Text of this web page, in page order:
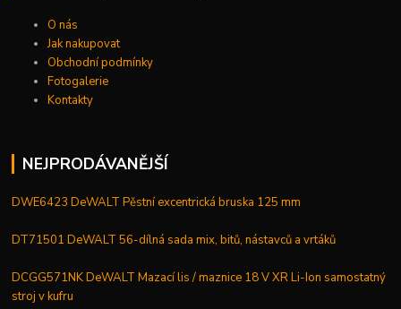
O nás
Jak nakupovat
Obchodní podmínky
Fotogalerie
Kontakty
NEJPRODÁVANĚJŠÍ
DWE6423 DeWALT Pěstní excentrická bruska 125 mm
DT71501 DeWALT 56-dílná sada mix, bitů, nástavců a vrtáků
DCGG571NK DeWALT Mazací lis / maznice 18 V XR Li-Ion samostatný
stroj v kufru